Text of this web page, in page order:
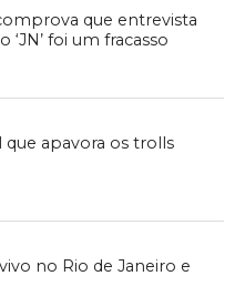
que entrevista
‘JN’ foi um fracasso
que apavora os trolls
no Rio de Janeiro e